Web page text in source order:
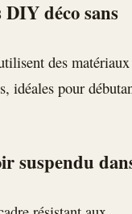
déco sans
des matériaux
idéales pour
suspendu